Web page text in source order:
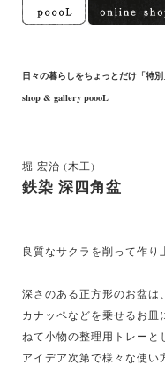
日々の暮らしをちょっとだけ「特
shop & gallery poooL
堀 宏治 (木工)
鉄染 深四角盆
良質なサクラを削って作り
深さのある正方形のお盆は
カナッペなどを乗せるお皿
ねて小物の整理用トレーと
アイデア次第で様々な使い